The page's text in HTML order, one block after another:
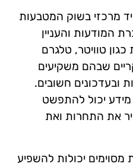
מרכזי בשוק המטבעות
המודעות והעניין
טוויטר, טלגרם
שבהם משקיעים
ובעדכונים חשובים.
יכול להתפשט
את התחרות ואת
יכולות להשפיע